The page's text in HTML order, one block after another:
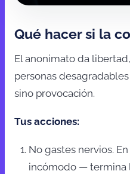
Qué hacer si la
El anonimato da
personas
sino provocación.
Tus acciones:
No gastes nervios.
incómodo — termina